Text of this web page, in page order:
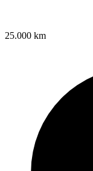
25.000 km